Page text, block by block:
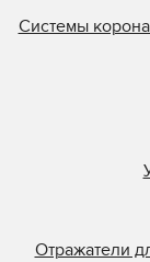
Системы
Отражатели